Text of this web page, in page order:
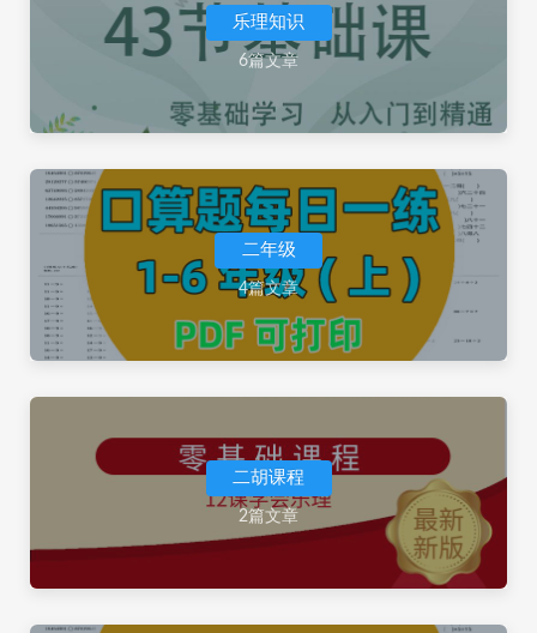
乐理知识
6篇文章
二年级
4篇文章
二胡课程
2篇文章